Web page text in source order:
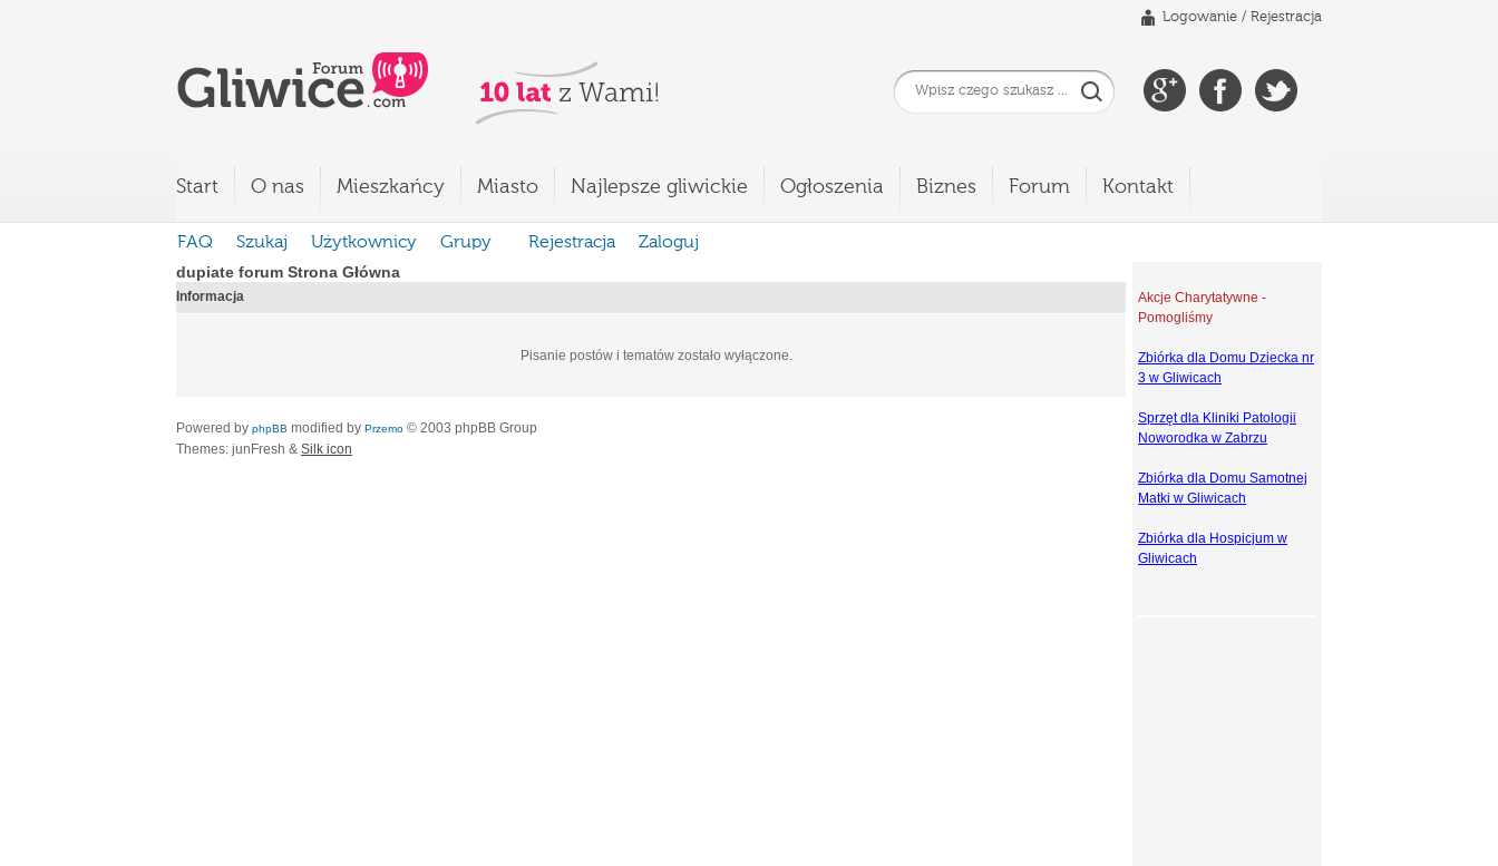
Logowanie / Rejestracja
Start O nas Mieszkańcy Miasto Najlepsze gliwickie Ogłoszenia Biznes Forum Kontakt
FAQ Szukaj Użytkownicy Grupy Rejestracja
Zaloguj
dupiate forum Strona Główna
Informacja
Pisanie postów i tematów zostało wyłączone.
Powered by phpBB modified by Przemo © 2003 phpBB Group
Themes: junFresh & Silk icon
Akcje Charytatywne -
Pomogliśmy
Zbiórka dla Domu Dziecka nr
3 w Gliwicach
Sprzęt dla Kliniki Patologii
Noworodka w Zabrzu
Zbiórka dla Domu Samotnej
Matki w Gliwicach
Zbiórka dla Hospicjum w
Gliwicach